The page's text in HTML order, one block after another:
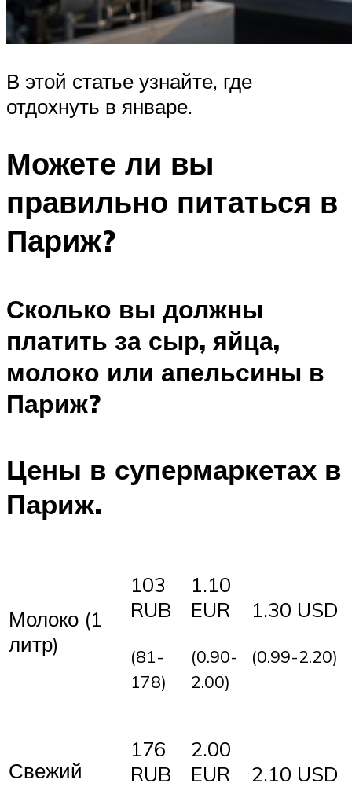
В этой статье узнайте, где
отдохнуть в январе.
Можете ли вы
правильно питаться в
Париж?
Сколько вы должны
платить за сыр, яйца,
молоко или апельсины в
Париж?
Цены в супермаркетах в
Париж.
Молоко (1
литр)
103
RUB
(81-
178)
1.10
EUR
(0.90-
2.00)
1.30 USD
(0.99-2.20)
Свежий
176
RUB
2.00
EUR
2.10 USD